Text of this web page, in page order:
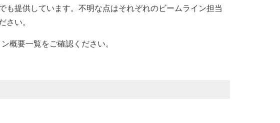
も提供しています。不明な点はそれぞれのビームライン担当
さい。
概要一覧をご確認ください。